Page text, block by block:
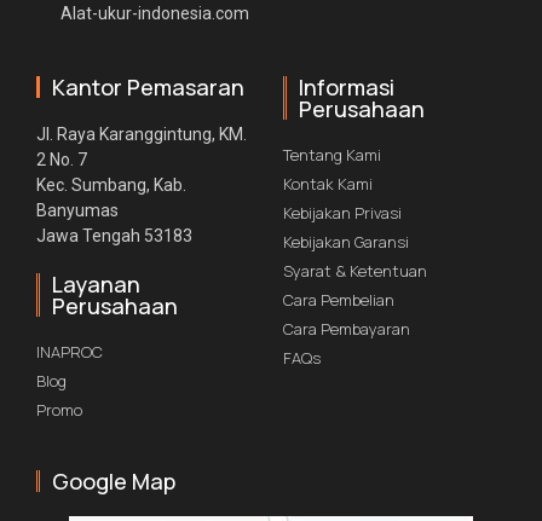
Alat-ukur-indonesia.com
Kantor Pemasaran
Jl. Raya Karanggintung, KM.
2 No. 7
Kec. Sumbang, Kab.
Banyumas
Jawa Tengah 53183
Layanan
Perusahaan
INAPROC
Blog
Promo
Informasi
Perusahaan
Tentang Kami
Kontak Kami
Kebijakan Privasi
Kebijakan Garansi
Syarat & Ketentuan
Cara Pembelian
Cara Pembayaran
FAQs
Google Map